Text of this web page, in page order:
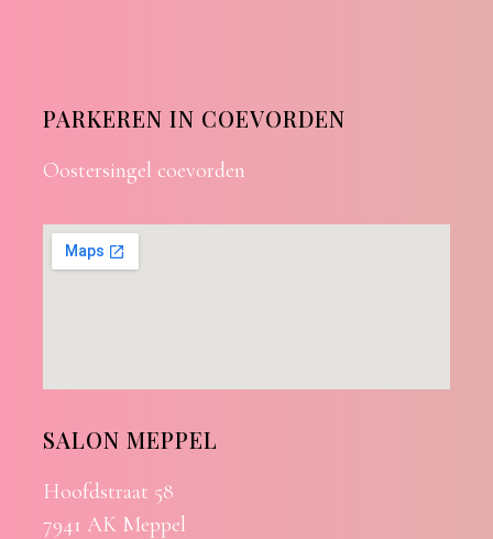
PARKEREN IN COEVORDEN
Oostersingel coevorden
SALON MEPPEL
Hoofdstraat 58
7941 AK Meppel